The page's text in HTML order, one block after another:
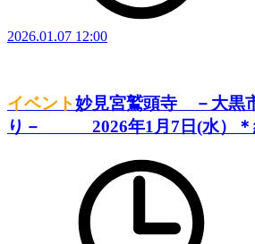
2026.01.07 12:00
イベント妙見宮鷲頭寺 －大黒
り－ 2026年1月7日(水）＊